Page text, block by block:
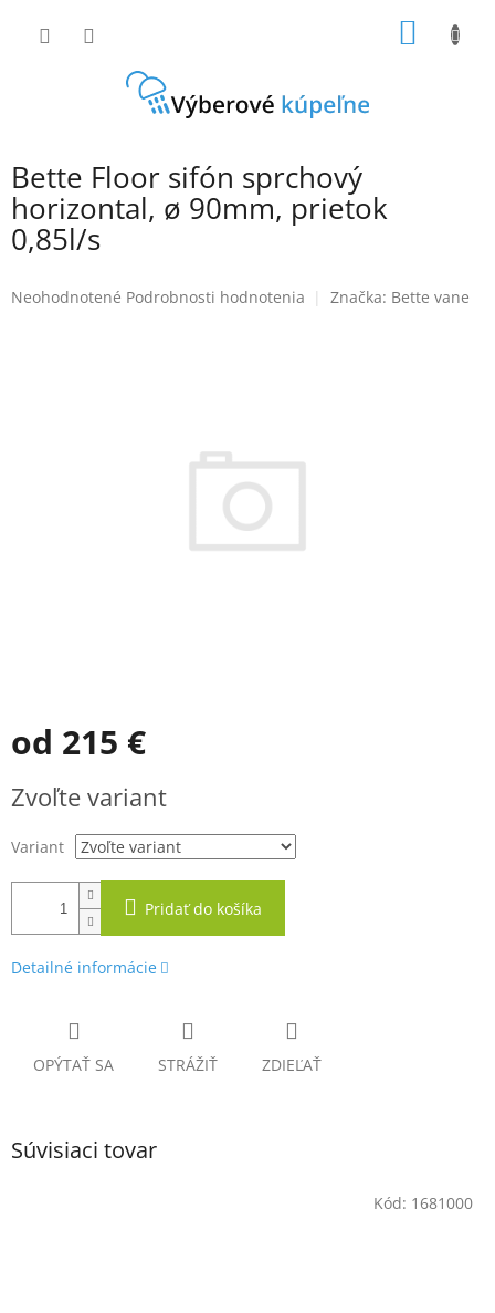
Bette Floor sifón sprchový
horizontal, ø 90mm, prietok
0,85l/s
Priemerné
Neohodnotené Podrobnosti hodnotenia Značka: Bette vane
od 215 €
cena:
Zvoľte variant
Variant
Pridať do košíka
Detailné informácie
OPÝTAŤ SA STRÁŽIŤ ZDIEĽAŤ
Súvisiaci tovar
Kód: 1681000